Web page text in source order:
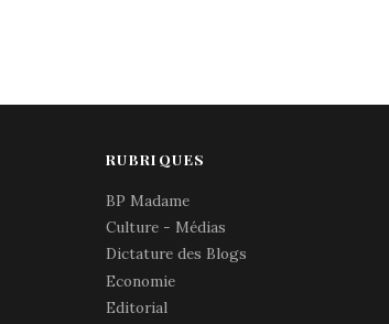
RUBRIQUES
BP Madame
Culture - Médias
Dictature des Blogs
Economie
Editorial